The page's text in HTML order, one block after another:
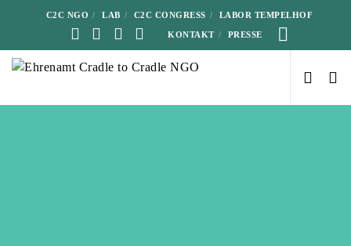
C2C NGO LAB C2C CONGRESS LABOR TEMPELHOF
KONTAKT PRESSE